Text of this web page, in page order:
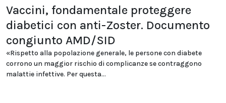
Vaccini, fondamentale proteggere
diabetici con anti-Zoster. Documento
congiunto AMD/SID
«Rispetto alla popolazione generale, le persone con diabete
corrono un maggior rischio di complicanze se contraggono
malattie infettive. Per questa...